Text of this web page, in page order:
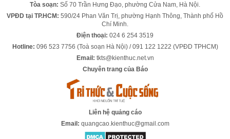
Tòa soạn: Số 70 Trần Hưng Đạo, phường Cửa Nam, Hà Nội.
VPĐD tại TP.HCM: 590/24 Phan Văn Trị, phường Hạnh Thông, Thành phố Hồ
Chí Minh.
Điện thoại: 024 6 254 3519
Hotline: 096 523 7756 (Toà soạn Hà Nội) / 091 122 1222 (VPĐD TPHCM)
Email: tkts@kienthuc.net.vn
Chuyên trang của Báo
Liên hệ quảng cáo
Email: quangcao.kienthuc@gmail.com